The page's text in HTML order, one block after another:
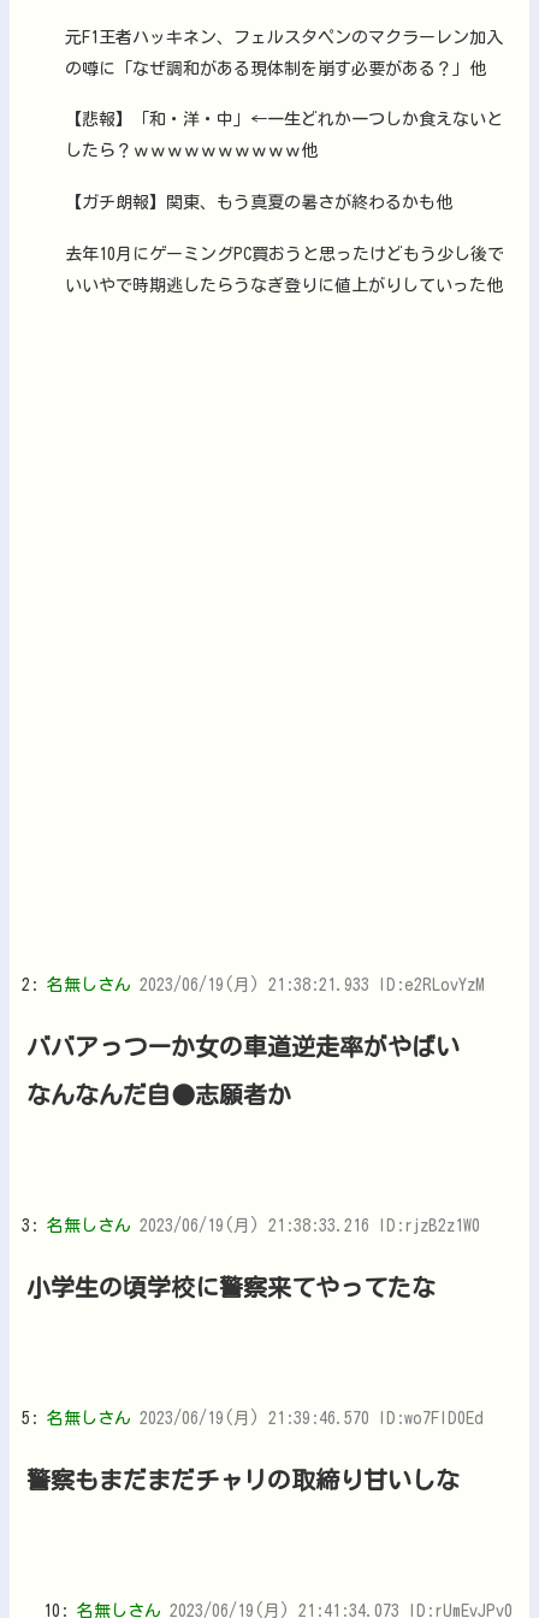
元F1王者ハッキネン、フェルスタペンのマクラーレン加入
の噂に「なぜ調和がある現体制を崩す必要がある？」他
【悲報】「和・洋・中」←一生どれか一つしか食えないと
したら？ｗｗｗｗｗｗｗｗｗｗ他
【ガチ朗報】関東、もう真夏の暑さが終わるかも他
去年10月にゲーミングPC買おうと思ったけどもう少し後で
いいやで時期逃したらうなぎ登りに値上がりしていった他
2: 名無しさん 2023/06/19(月) 21:38:21.933 ID:e2RLovYzM
ババアっつーか女の車道逆走率がやばい
なんなんだ自●志願者か
3: 名無しさん 2023/06/19(月) 21:38:33.216 ID:rjzB2z1W0
小学生の頃学校に警察来てやってたな
5: 名無しさん 2023/06/19(月) 21:39:46.570 ID:wo7FlD0Ed
警察もまだまだチャリの取締り甘いしな
10: 名無しさん 2023/06/19(月) 21:41:34.073 ID:rUmEvJPv0